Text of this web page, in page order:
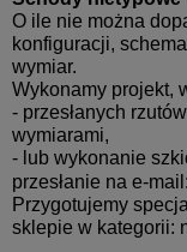
O ile nie można
konfiguracji,
wymiar.
Wykonamy projekt,
- przesłanych
wymiarami,
- lub wykonanie
przesłanie na e-mail:
Przygotujemy
sklepie w kategorii: